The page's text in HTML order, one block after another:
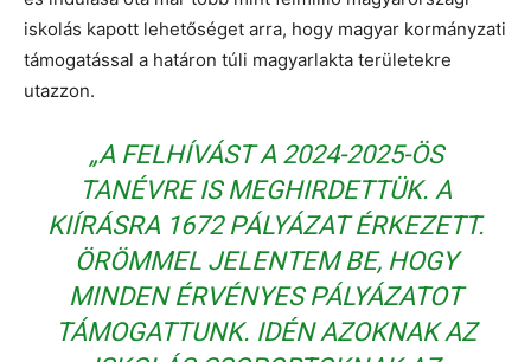
iskolás kapott lehetőséget arra, hogy magyar kormányzati
támogatással a határon túli magyarlakta területekre
utazzon.
„A FELHÍVÁST A 2024-2025-ÖS
TANÉVRE IS MEGHIRDETTÜK. A
KIÍRÁSRA 1672 PÁLYÁZAT ÉRKEZETT.
ÖRÖMMEL JELENTEM BE, HOGY
MINDEN ÉRVÉNYES PÁLYÁZATOT
TÁMOGATTUNK. IDÉN AZOKNAK AZ